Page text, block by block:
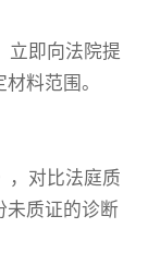
立即向法院提
料范围。
，对比法庭质
未质证的诊断